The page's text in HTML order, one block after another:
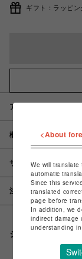
ギフト：ラッピン
アイテム説明 / 素材
概要
サイズ
注意事項
シェアする
<About
We will
automatic
Since this
translated
page before
In addition, we
indirect damage
understanding